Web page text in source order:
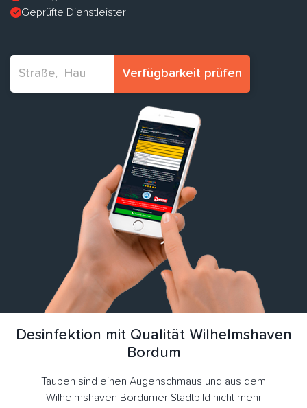
Geprüfte Dienstleister
Verfügbarkeit prüfen
Desinfektion mit Qualität Wilhelmshaven
Bordum
Tauben sind einen Augenschmaus und aus dem
Wilhelmshaven Bordumer Stadtbild nicht mehr